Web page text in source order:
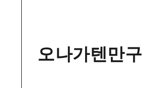
오나가텐만구